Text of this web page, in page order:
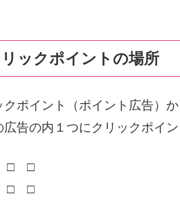
ックポイントの場所
クポイント（ポイント広告）か
広告の内１つにクリックポイ
□ □
□ □